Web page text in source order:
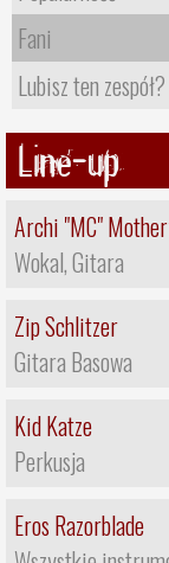
Fani
Lubisz ten zespół?
Line-up
Archi "MC"
Wokal, Gitara
Zip Schlitzer
Gitara Basowa
Kid Katze
Perkusja
Eros Razorblade